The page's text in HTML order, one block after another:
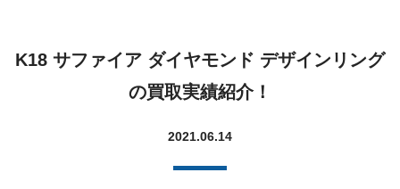
K18 サファイア ダイヤモンド デザインリング
の買取実績紹介！
2021.06.14